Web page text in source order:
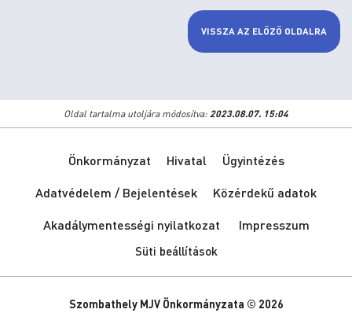
VISSZA AZ ELŐZŐ OLDALRA
Oldal tartalma utoljára módosítva: 2023.08.07. 15:04
Önkormányzat Hivatal
Ügyintézés
Adatvédelem / Bejelentések
Közérdekű adatok
Akadálymentességi nyilatkozat
Impresszum
Süti beállítások
Szombathely MJV Önkormányzata © 2026